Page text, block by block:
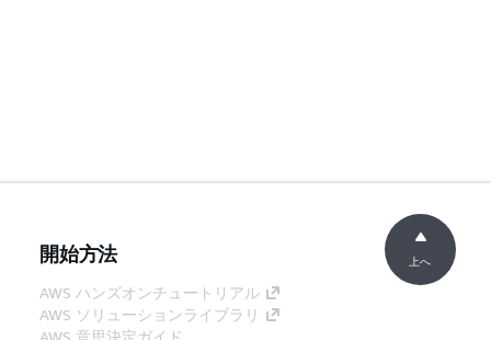
開始方法
AWS ハンズオンチュートリアル
AWS ソリューションライブラリ
AWS 意思決定ガイド
上へ